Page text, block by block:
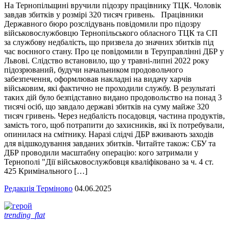
На Тернопільщині вручили підозру працівнику ТЦК. Чоловік
завдав збитків у розмірі 320 тисяч гривень. Працівники
Державного бюро розслідувань повідомили про підозру
військовослужбовцю Тернопільського обласного ТЦК та СП
за службову недбалість, що призвела до значних збитків під
час воєнного стану. Про це повідомили в Теруправлінні ДБР у
Львові. Слідство встановило, що у травні-липні 2022 року
підозрюваний, будучи начальником продовольчого
забезпечення, оформлював накладні на видачу харчів
військовим, які фактично не проходили службу. В результаті
таких дій було безпідставно видано продовольство на понад 3
тисячі осіб, що завдало державі збитків на суму майже 320
тисяч гривень. Через недбалість посадовця, частина продуктів,
замість того, щоб потрапити до захисників, які їх потребували,
опинилася на смітнику. Наразі слідчі ДБР вживають заходів
для відшкодування завданих збитків. Читайте також: СБУ та
ДБР проводили масштабну операцію: кого затримали у
Тернополі "Дії військовослужбовця кваліфіковано за ч. 4 ст.
425 Кримінального […]
Редакція Терміново 04.06.2025
trending_flat